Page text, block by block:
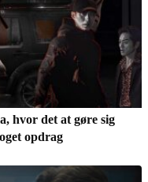
hvor det at gøre sig
opdrag